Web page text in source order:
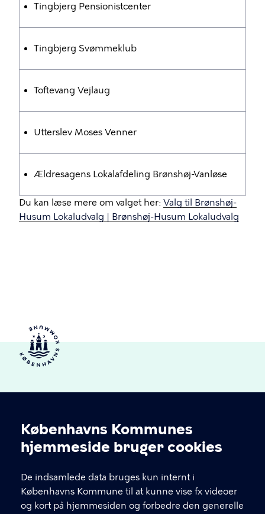
Cookieindstillinger
Københavns Kommunes
hjemmeside bruger cookies
De indsamlede data bruges kun internt i
Københavns Kommune til at kunne vise fx videoer
og kort på hjemmesiden og forbedre den generelle
Tingbjerg Pensionistcenter
Tingbjerg Svømmeklub
Toftevang Vejlaug
Utterslev Moses Venner
Ældresagens Lokalafdeling Brønshøj-Vanløse
Du kan læse mere om valget her: Valg til Brønshøj-
Husum Lokaludvalg | Brønshøj-Husum Lokaludvalg
Brønshøj-Husum Lokaludvalg